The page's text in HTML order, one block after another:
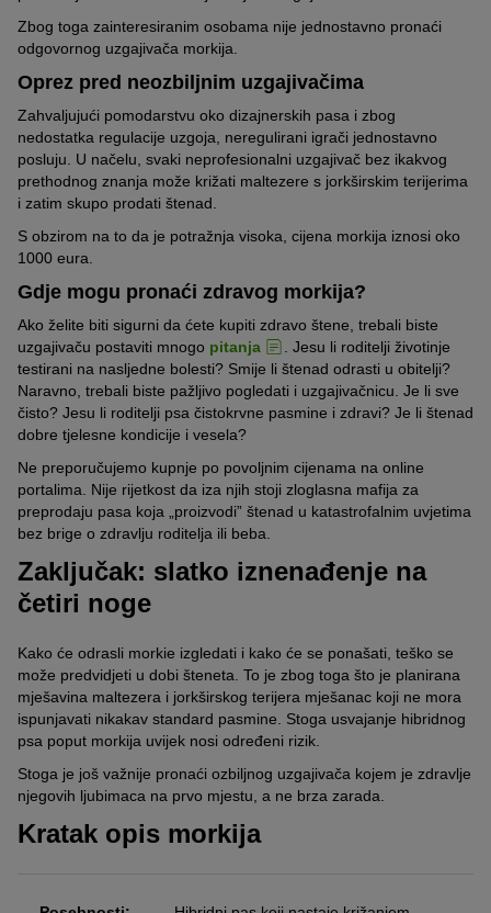
© Joan Huot/Wirestock Creators / stock.adobe.com
Iako je morkie jedan od prilično ležernih pasa, i njemu su potrebn
e šetnje i voli se igrati.
Ovisno o razini aktivnosti i duljini odnosno strukturi dlake, morkiju
je s vremena na vrijeme potrebno kupanje. Pri tome je važno
upotrebljavati posebne proizvode kao što su šampon za pse i
regenerator za pse koji ne napadaju zaštitni sloj kože.
Ipak, kupanje treba biti ograničeno na minimum, najviše jednom
mjesečno.
(144)
Oster aparat za
šišanje Golden A5
Brijaći nož br. 7F
(duljina 3,2 mm)
66,49 €
(1)
FURminator
deShedding Tool L
za kratku dlaku
42,99 €
FURminator
41,49 €
Osim toga, preporučljivo je da hibridnog psa još u dobi štenca
naviknete na čišćenje zuba.
(1)
njegu zubi
Četkica za zube i
pasta (100 g)
34,99 €
349,90 € / kg
(289)
grickalice za
svakodnevno
čišćenje zuba za
male pse (7-12 kg)
60 komada (20 x 49
g)
18,69 €
19,07 € / kg
75 ml
9,99 €
retine.
To je zbog toga što od jorkširskog terijera ovaj mješanac može
Koliko godina može doživjeti?
Osim toga, jorkširski terijer sklon je problemima s bubrezima,
luksacijama patele
, bolestima srčanih zalistaka i obrnutom
kihanju. Može doći i do takozvanogkolapsa traheje
, odnosno
kolapsa dušnika.
Unatoč tome, morkie ima relativno dug očekivani životni vijek od
12 do 16 godina.
za uzgoj do sada nisu priznali hibridne pse kao što je morkie kao
nezavisne pasmine.
Uz to, druge popularne mješavine s udjelom jorkširskog terijera
chorkie, mješanac jorkširskog terijera i
chihuahue .
Zbog toga zainteresiranim osobama nije jednostavno pronaći
odgovornog uzgajivača morkija.
Oprez pred neozbiljnim uzgajivačima
Zahvaljujući pomodarstvu oko dizajnerskih pasa i zbog
nedostatka regulacije uzgoja, neregulirani igrači jednostavno
posluju. U načelu, svaki neprofesionalni uzgajivač bez ikakvog
prethodnog znanja može križati maltezere s jorkširskim terijerima
i zatim skupo prodati štenad.
S obzirom na to da je potražnja visoka, cijena morkija iznosi oko
1000 eura.
Gdje mogu pronaći zdravog morkija?
Ako želite biti sigurni da ćete kupiti zdravo štene, trebali biste
uzgajivaču postaviti mnogo pitanja
. Jesu li roditelji životinje
testirani na nasljedne bolesti? Smije li štenad odrasti u obitelji?
Naravno, trebali biste pažljivo pogledati i uzgajivačnicu. Je li sve
čisto? Jesu li roditelji psa čistokrvne pasmine i zdravi? Je li štenad
dobre tjelesne kondicije i vesela?
Ne preporučujemo kupnje po povoljnim cijenama na online
portalima. Nije rijetkost da iza njih stoji zloglasna mafija za
preprodaju pasa koja „proizvodi” štenad u katastrofalnim uvjetima
bez brige o zdravlju roditelja ili beba.
Zaključak: slatko iznenađenje na
četiri noge
Kako će odrasli morkie izgledati i kako će se ponašati, teško se
može predvidjeti u dobi šteneta. To je zbog toga što je planirana
mješavina maltezera i jorkširskog terijera mješanac koji ne mora
ispunjavati nikakav standard pasmine. Stoga usvajanje hibridnog
psa poput morkija uvijek nosi određeni rizik.
Stoga je još važnije pronaći ozbiljnog uzgajivača kojem je zdravlje
njegovih ljubimaca na prvo mjestu, a ne brza zarada.
Kratak opis morkija